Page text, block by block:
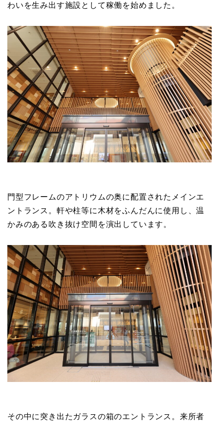
わいを生み出す施設として稼働を始めました。
門型フレームのアトリウムの奥に配置されたメインエ
ントランス。軒や柱等に木材をふんだんに使用し、温
かみのある吹き抜け空間を演出しています。
その中に突き出たガラスの箱のエントランス。来所者